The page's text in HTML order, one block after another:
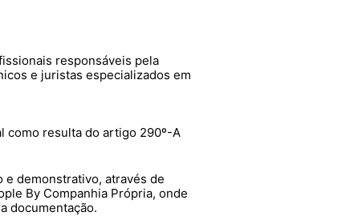
responsáveis pela
e juristas especializados em
como resulta do artigo 290º-A
demonstrativo, através de
By Companhia Própria, onde
documentação.